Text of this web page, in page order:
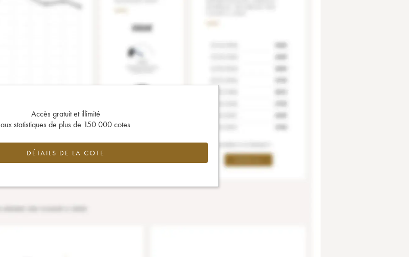
Accès gratuit et illimité
aux statistiques de plus de 150 000 cotes
DÉTAILS DE LA COTE